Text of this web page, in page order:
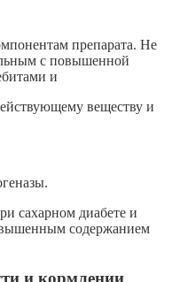
препарата. Не
с повышенной
и
веществу и
сахарном диабете и
содержанием